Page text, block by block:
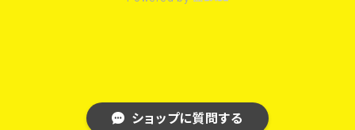
ショップに質問する